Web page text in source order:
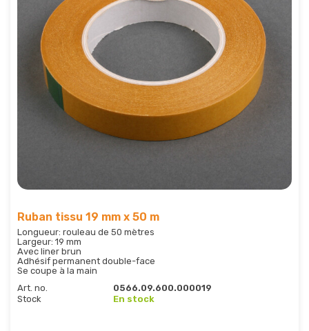
Ruban tissu 19 mm x 50 m
Longueur: rouleau de 50 mètres
Largeur: 19 mm
Avec liner brun
Adhésif permanent double-face
Se coupe à la main
Art. no.
0566.09.600.000019
Stock
En stock